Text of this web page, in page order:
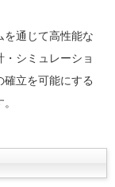
を通じて高性能な
シミュレーショ
確立を可能にする